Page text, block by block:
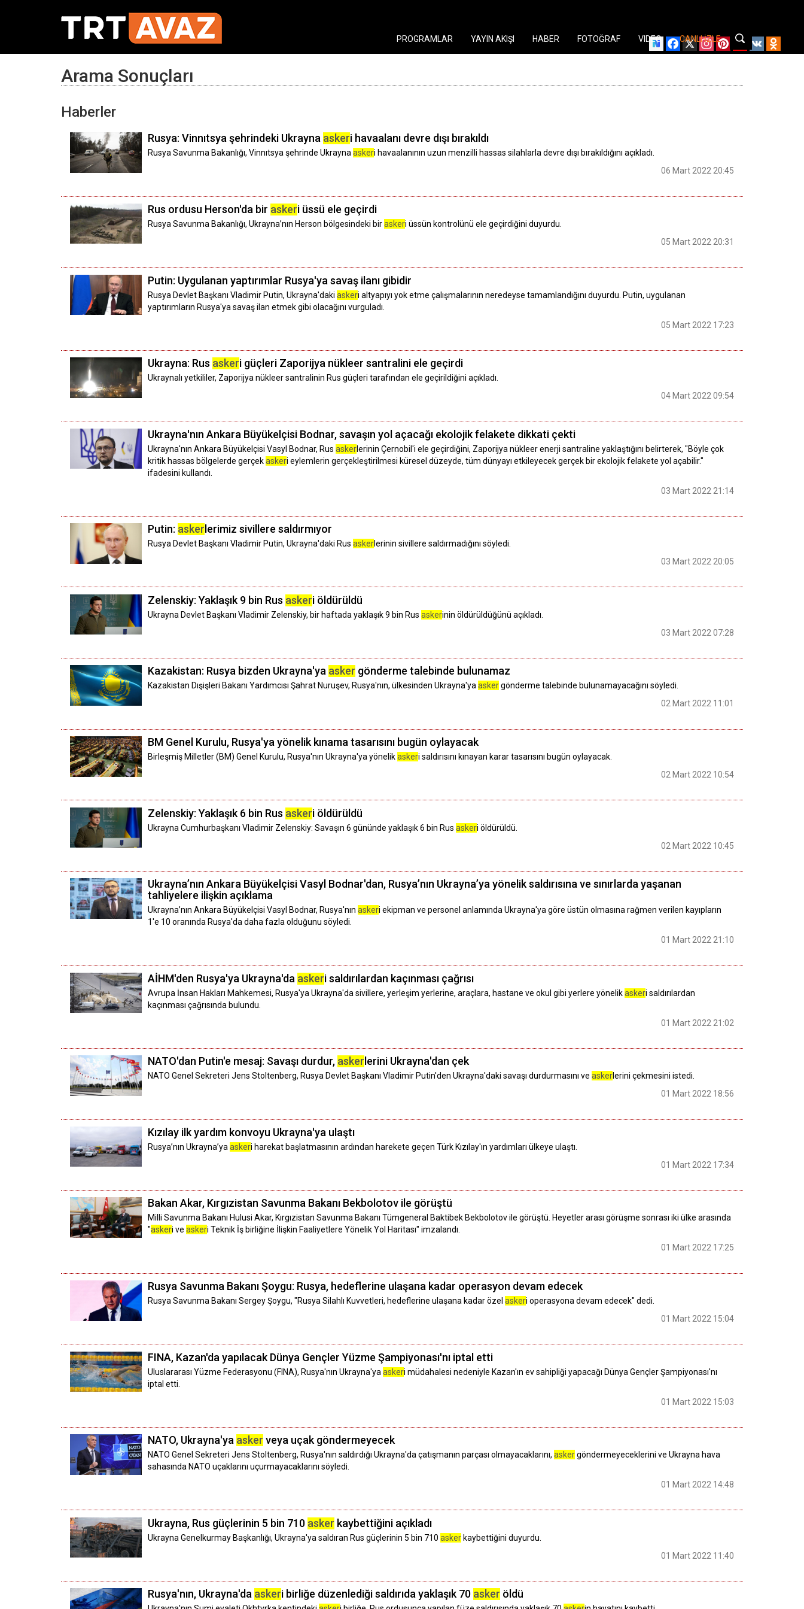
Facebook
X Instagram
PinterestYouTube
VK
PROGRAMLAR YAYIN AKIŞI HABER FOTOĞRAF VIDEO CANLI İZLE
Arama Sonuçları
Haberler
Rusya: Vinnıtsya şehrindeki Ukrayna askeri havaalanı devre dışı bırakıldı
Rusya Savunma Bakanlığı, Vinnıtsya şehrinde Ukraynaaskeri havaalanının uzun menzilli hassas silahlarla devre dışı bırakıldığını açıkladı.
06 Mart 2022 20:45
Rus ordusu Herson'da bir askeri üssü ele geçirdi
Rusya Savunma Bakanlığı, Ukrayna’nın Herson bölgesindeki biraskeri üssün kontrolünü ele geçirdiğini duyurdu.
05 Mart 2022 20:31
Putin: Uygulanan yaptırımlar Rusya'ya savaş ilanı gibidir
Rusya Devlet Başkanı Vladimir Putin, Ukrayna'daki askeri altyapıyı yok etme çalışmalarının neredeyse tamamlandığını duyurdu. Putin, uygulanan
yaptırımların Rusya'ya savaş ilan etmek gibi olacağını vurguladı.
05 Mart 2022 17:23
Ukrayna: Rus askeri güçleri Zaporijya nükleer santralini ele geçirdi
Ukraynalı yetkililer, Zaporijya nükleer santralinin Rus güçleri tarafından ele geçirildiğini açıkladı.
04 Mart 2022 09:54
Ukrayna'nın Ankara Büyükelçisi Bodnar, savaşın yol açacağı ekolojik felakete dikkati çekti
Ukrayna'nın Ankara Büyükelçisi Vasyl Bodnar, Rus askerlerinin Çernobil'i ele geçirdiğini, Zaporijya nükleer enerji santraline yaklaştığını belirterek, "Böyle çok
kritik hassas bölgelerde gerçekaskeri eylemlerin gerçekleştirilmesi küresel düzeyde, tüm dünyayı etkileyecek gerçek bir ekolojik felakete yol açabilir."
ifadesini kullandı.
03 Mart 2022 21:14
Putin: asker lerimiz sivillere saldırmıyor
Rusya Devlet Başkanı Vladimir Putin, Ukrayna'daki Rus askerlerinin sivillere saldırmadığını söyledi.
03 Mart 2022 20:05
Zelenskiy: Yaklaşık 9 bin Rus askeri öldürüldü
Ukrayna Devlet Başkanı Vladimir Zelenskiy, bir haftada yaklaşık 9 bin Rus askerinin öldürüldüğünü açıkladı.
03 Mart 2022 07:28
Kazakistan: Rusya bizden Ukrayna'ya asker gönderme talebinde bulunamaz
Kazakistan Dışişleri Bakanı Yardımcısı Şahrat Nuruşev, Rusya'nın, ülkesinden Ukrayna'yaaskergönderme talebinde bulunamayacağını söyledi.
02 Mart 2022 11:01
BM Genel Kurulu, Rusya'ya yönelik kınama tasarısını bugün oylayacak
Birleşmiş Milletler (BM) Genel Kurulu, Rusya'nın Ukrayna'ya yönelikaskeri saldırısını kınayan karar tasarısını bugün oylayacak.
02 Mart 2022 10:54
Zelenskiy: Yaklaşık 6 bin Rus askeri öldürüldü
Ukrayna Cumhurbaşkanı Vladimir Zelenskiy: Savaşın 6 gününde yaklaşık 6 bin Rus askeri öldürüldü.
02 Mart 2022 10:45
Ukrayna’nın Ankara Büyükelçisi Vasyl Bodnar'dan, Rusya’nın Ukrayna’ya yönelik saldırısına ve sınırlarda yaşanan
tahliyelere ilişkin açıklama
Ukrayna’nın Ankara Büyükelçisi Vasyl Bodnar, Rusya'nın askeri ekipman ve personel anlamında Ukrayna'ya göre üstün olmasına rağmen verilen kayıpların
1'e 10 oranında Rusya'da daha fazla olduğunu söyledi.
01 Mart 2022 21:10
AİHM'den Rusya'ya Ukrayna'da askeri saldırılardan kaçınması çağrısı
Avrupa İnsan Hakları Mahkemesi, Rusya'ya Ukrayna'da sivillere, yerleşim yerlerine, araçlara, hastane ve okul gibi yerlere yönelikaskeri saldırılardan
kaçınması çağrısında bulundu.
01 Mart 2022 21:02
NATO'dan Putin'e mesaj: Savaşı durdur, asker lerini Ukrayna'dan çek
NATO Genel Sekreteri Jens Stoltenberg, Rusya Devlet Başkanı Vladimir Putin'den Ukrayna'daki savaşı durdurmasını ve askerlerini çekmesini istedi.
01 Mart 2022 18:56
Kızılay ilk yardım konvoyu Ukrayna'ya ulaştı
Rusya’nın Ukrayna’ya askeri harekat başlatmasının ardından harekete geçen Türk Kızılay'ın yardımları ülkeye ulaştı.
01 Mart 2022 17:34
Bakan Akar, Kırgızistan Savunma Bakanı Bekbolotov ile görüştü
Milli Savunma Bakanı Hulusi Akar, Kırgızistan Savunma Bakanı Tümgeneral Baktibek Bekbolotov ile görüştü. Heyetler arası görüşme sonrası iki ülke arasında
"askeri ve askeri Teknik İş birliğine İlişkin Faaliyetlere Yönelik Yol Haritası" imzalandı.
01 Mart 2022 17:25
Rusya Savunma Bakanı Şoygu: Rusya, hedeflerine ulaşana kadar operasyon devam edecek
Rusya Savunma Bakanı Sergey Şoygu, "Rusya Silahlı Kuvvetleri, hedeflerine ulaşana kadar özel askeri operasyona devam edecek" dedi.
01 Mart 2022 15:04
FINA, Kazan'da yapılacak Dünya Gençler Yüzme Şampiyonası'nı iptal etti
Uluslararası Yüzme Federasyonu (FINA), Rusya'nın Ukrayna'ya askeri müdahalesi nedeniyle Kazan'ın ev sahipliği yapacağı Dünya Gençler Şampiyonası'nı
iptal etti.
01 Mart 2022 15:03
NATO, Ukrayna'ya asker veya uçak göndermeyecek
NATO Genel Sekreteri Jens Stoltenberg, Rusya'nın saldırdığı Ukrayna'da çatışmanın parçası olmayacaklarını, askergöndermeyeceklerini ve Ukrayna hava
sahasında NATO uçaklarını uçurmayacaklarını söyledi.
01 Mart 2022 14:48
Ukrayna, Rus güçlerinin 5 bin 710 asker kaybettiğini açıkladı
Ukrayna Genelkurmay Başkanlığı, Ukrayna'ya saldıran Rus güçlerinin 5 bin 710 asker kaybettiğini duyurdu.
01 Mart 2022 11:40
Rusya'nın, Ukrayna'da askeri birliğe düzenlediği saldırıda yaklaşık 70 asker öldü